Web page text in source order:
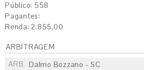
Público: 558
Pagantes:
Renda: 2.855,00
ARBITRAGEM
ARB
Dalmo Bozzano - SC